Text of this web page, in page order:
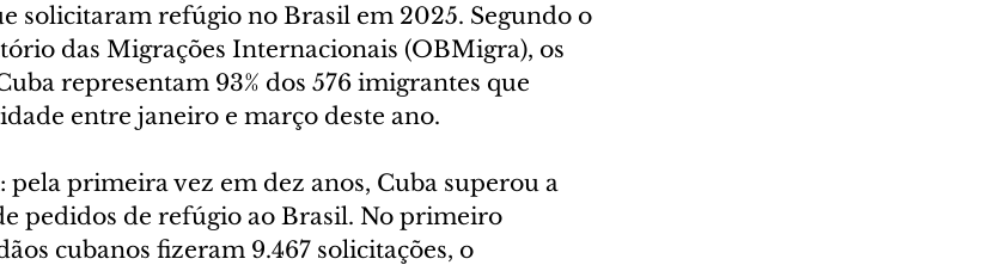
solicitaram refúgio no Brasil em 2025. Segundo o
das Migrações Internacionais (OBMigra), os
representam 93% dos 576 imigrantes que
entre janeiro e março deste ano.
primeira vez em dez anos, Cuba superou a
pedidos de refúgio ao Brasil. No primeiro
cubanos fizeram 9.467 solicitações, o